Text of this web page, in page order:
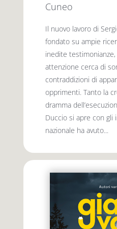
Cuneo
Il nuovo lavoro di
fondato su ampie
inedite
attenzione cerca di
contraddizioni di
opprimenti. Tanto la
dramma
Duccio si apre con gli
nazionale ha avuto...